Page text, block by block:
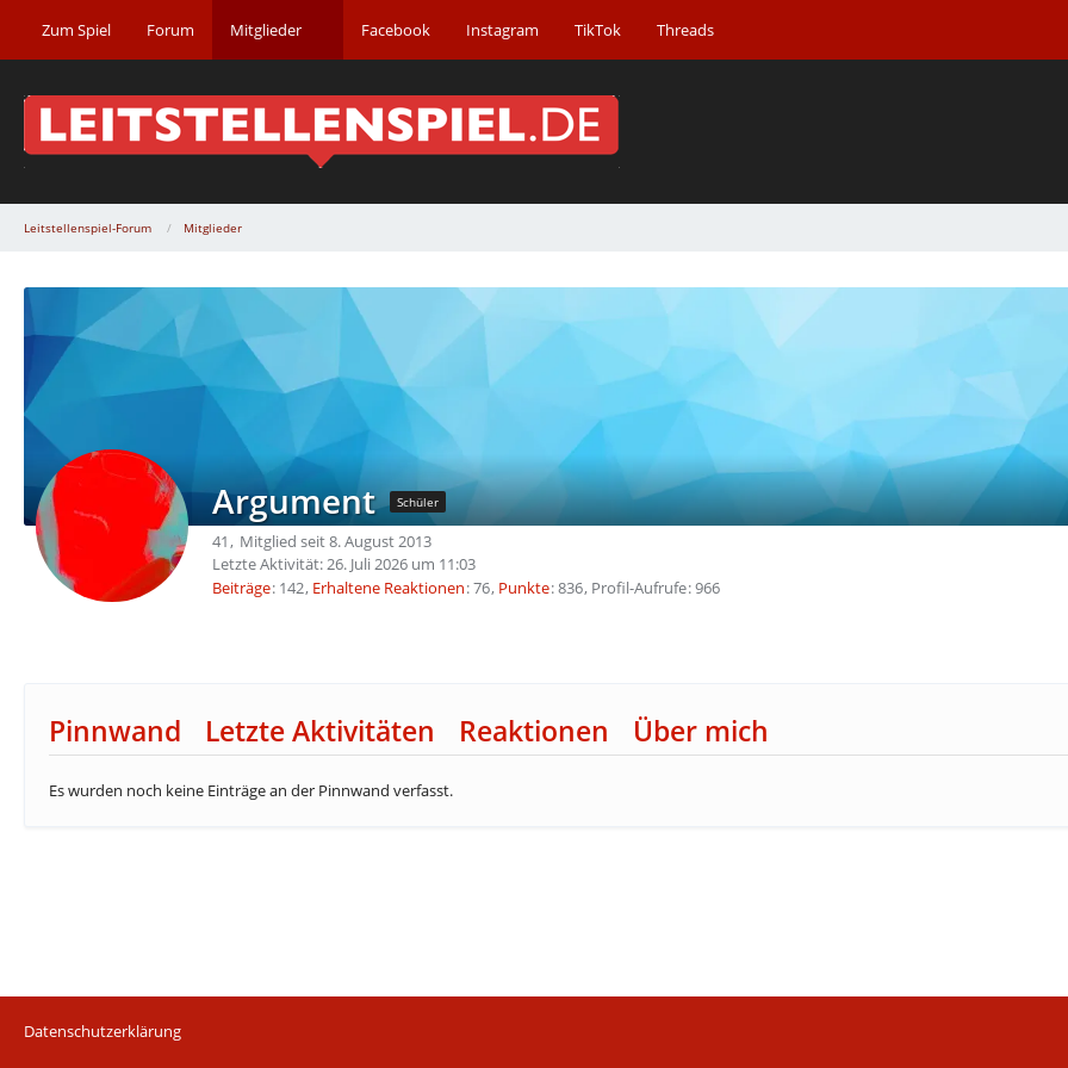
Zum Spiel Forum Mitglieder Facebook Instagram TikTok Threads
Leitstellenspiel-Forum Mitglieder
Argument Schüler
41
Mitglied seit 8. August 2013
Letzte Aktivität:26. Juli 2026 um 11:03
Beiträge 142 Erhaltene Reaktionen 76 Punkte 836 Profil-Aufrufe 966
Pinnwand Letzte Aktivitäten Reaktionen Über mich
Es wurden noch keine Einträge an der Pinnwand verfasst.
Datenschutzerklärung